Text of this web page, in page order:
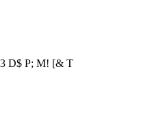
D$ P; M! [& T